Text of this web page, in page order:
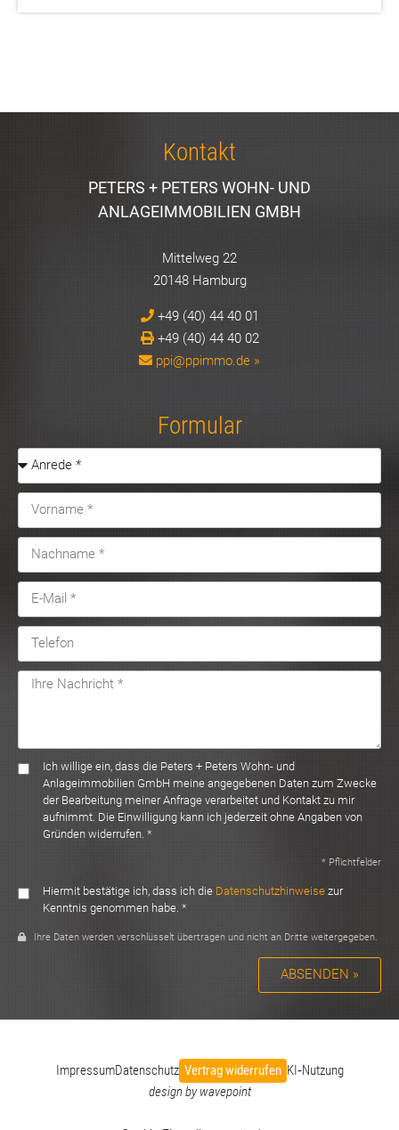
ImpressumDatenschutz Vertrag widerrufen KI‑Nutzung
design by wavepoint
Kontakt
PETERS + PETERS WOHN- UND
ANLAGEIMMOBILIEN GMBH
Mittelweg 22
20148 Hamburg
+49 (40) 44 40 01
+49 (40) 44 40 02
ppi@ppimmo.de »
Formular
Ich willige ein, dass die Peters + Peters Wohn- und
Anlageimmobilien GmbH meine angegebenen Daten zum Zwecke
der Bearbeitung meiner Anfrage verarbeitet und Kontakt zu mir
aufnimmt. Die Einwilligung kann ich jederzeit ohne Angaben von
Gründen widerrufen. *
* Pflichtfelder
Hiermit bestätige ich, dass ich die Datenschutzhinweise zur
Kenntnis genommen habe. *
Ihre Daten werden verschlüsselt übertragen und nicht an Dritte weitergegeben.
ABSENDEN »